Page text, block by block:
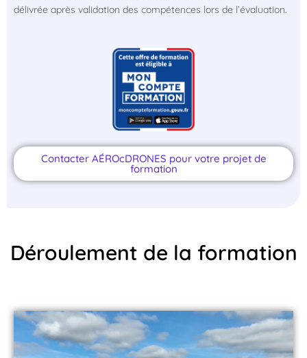
délivrée après validation des compétences lors de l’évaluation.
Contacter AÉROcDRONES pour votre projet de
formation
Déroulement de la formation